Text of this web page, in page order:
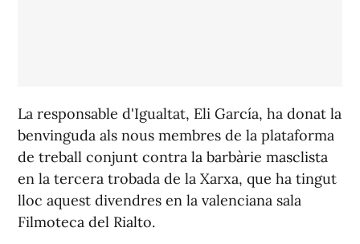
La responsable d'Igualtat, Eli García, ha donat la
benvinguda als nous membres de la plataforma
de treball conjunt contra la barbàrie masclista
en la tercera trobada de la Xarxa, que ha tingut
lloc aquest divendres en la valenciana sala
Filmoteca del Rialto.